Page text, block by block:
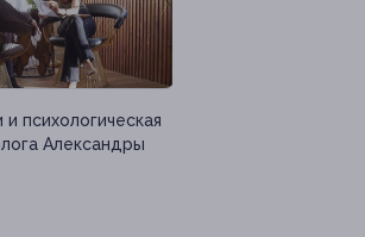
и психологическая
Александры